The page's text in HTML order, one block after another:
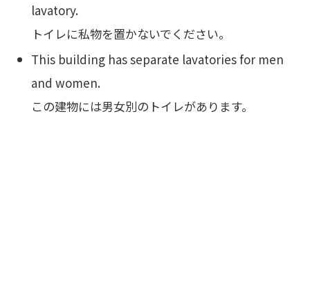
lavatory.
トイレに私物を置かないでください。
This building has separate lavatories for men
and women.
この建物には男女別のトイレがあります。